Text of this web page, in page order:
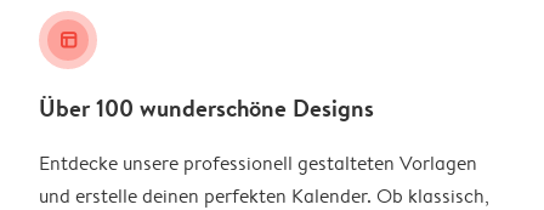
layout_alt
Über 100 wunderschöne Designs
Entdecke unsere professionell gestalteten Vorlagen
und erstelle deinen perfekten Kalender. Ob klassisch,